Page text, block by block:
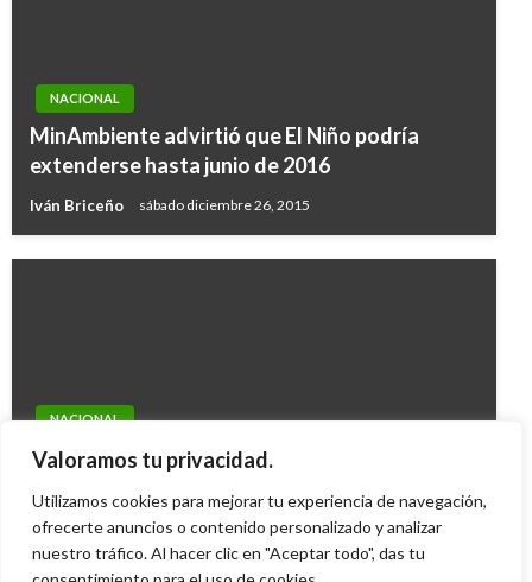
Valoramos tu privacidad.
Utilizamos cookies para mejorar tu experiencia de navegación,
ofrecerte anuncios o contenido personalizado y analizar
nuestro tráfico. Al hacer clic en "Aceptar todo", das tu
NACIONAL
MinAmbiente advirtió que El Niño podría
extenderse hasta junio de 2016
Iván Briceño sábado diciembre 26, 2015
NACIONAL
Aprueban mayoría de edad a los 16 años en
Mario Murcia martes diciembre 7, 2010